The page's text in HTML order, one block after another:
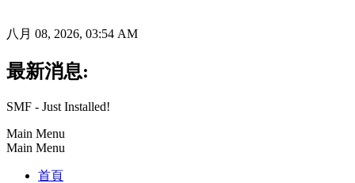
八月 08, 2026, 03:54 AM
最新消息:
SMF - Just Installed!
Main Menu
Main Menu
首頁